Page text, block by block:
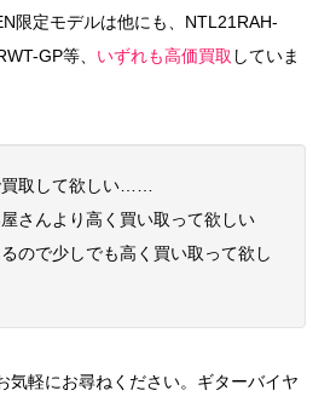
限定モデルは他にも、NTL21RAH-
GP等、 いずれも高価買取 していま
買取して欲しい……
さんより高く買い取って欲しい
ので少しでも高く買い取って欲し
気軽にお尋ねください。ギターバイヤ